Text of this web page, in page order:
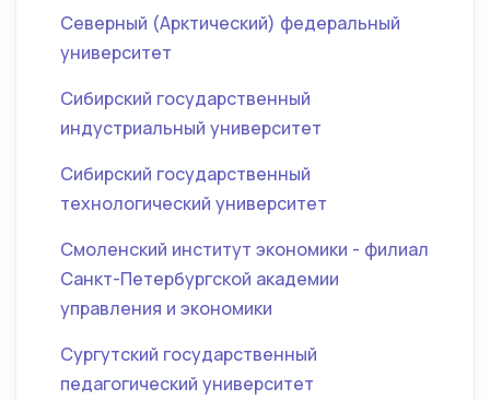
Северный (Арктический) федеральный
университет
Сибирский государственный
индустриальный университет
Сибирский государственный
технологический университет
Смоленский институт экономики - филиал
Санкт-Петербургской академии
управления и экономики
Сургутский государственный
педагогический университет